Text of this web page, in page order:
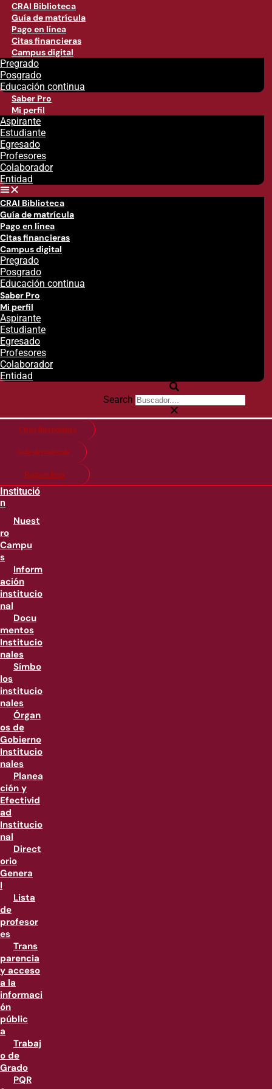
CRAI Biblioteca
Guía de matrícula
Pago en línea
Citas financieras
Campus digital
Pregrado
Posgrado
Educación continua
Saber Pro
Mi perfil
Aspirante
Estudiante
Egresado
Profesores
Colaborador
Entidad
CRAI Biblioteca
Guía de matrícula
Pago en línea
Citas financieras
Campus digital
Pregrado
Posgrado
Educación continua
Saber Pro
Mi perfil
Aspirante
Estudiante
Egresado
Profesores
Colaborador
Entidad
Search
Citas financieras
Guía de matricula
Pago en línea
Institució
n
Nuest
ro
Campu
s
Inform
ación
institucio
nal
Docu
mentos
Institucio
nales
Símbo
los
institucio
nales
Órgan
os de
Gobierno
Institucio
nales
Planea
ción y
Efectivid
ad
Institucio
nal
Direct
orio
Genera
l
Lista
de
profesor
es
Trans
parencia
y acceso
a la
informaci
ón
públic
a
Trabaj
o de
Grado
PQR